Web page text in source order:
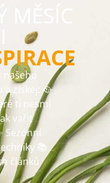
našeho
získej: 🥘
ti nesmí
vařit
Sezónní
📚
článků